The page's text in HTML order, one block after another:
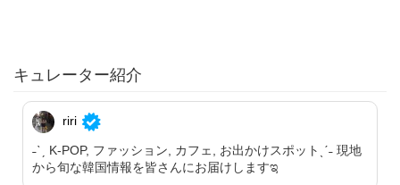
キュレーター紹介
riri
˗ˋˏ K-POP, ファッション, カフェ, お出かけスポットˎˊ˗ 現地
から旬な韓国情報を皆さんにお届けしますಇ